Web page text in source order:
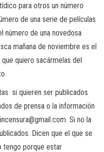
para otros un número
de una serie de películas
número de una novedosa
mañana de noviembre es el
quiero sacármelas del
si quieren ser publicados
de prensa o la información
Si no la
Dicen que el que se
tengo porque estar